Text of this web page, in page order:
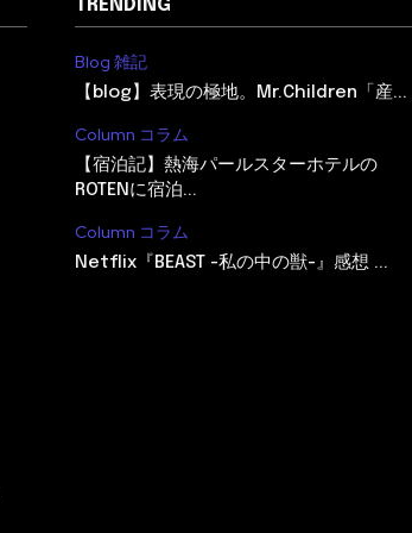
TRENDING
Blog 雑記
【blog】表現の極地。Mr.Children「産...
Column コラム
【宿泊記】熱海パールスターホテルの
ROTENに宿泊...
Column コラム
Netflix『BEAST -私の中の獣-』感想 ...